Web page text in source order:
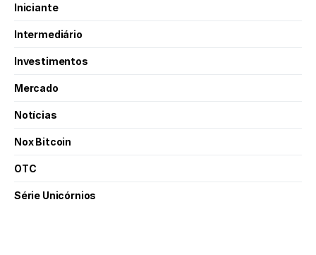
Iniciante
Intermediário
Investimentos
Mercado
Notícias
Nox Bitcoin
OTC
Série Unicórnios